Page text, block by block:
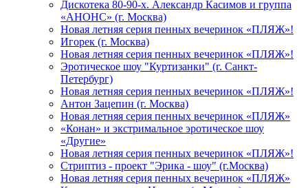
Дискотека 80-90-х. Александр Касимов и группа
«АНОНС» (г. Москва)
Новая летняя серия пенных вечеринок «ПЛЯЖ»!
Игорек (г. Москва)
Новая летняя серия пенных вечеринок «ПЛЯЖ»!
Эротическое шоу "Куртизанки" (г. Санкт-
Петербург)
Новая летняя серия пенных вечеринок «ПЛЯЖ»!
Антон Зацепин (г. Москва)
Новая летняя серия пенных вечеринок «ПЛЯЖ»
«Конан» и экстримальное эротическое шоу
«Другие»
Новая летняя серия пенных вечеринок «ПЛЯЖ»!
Стриптиз - проект "Эрика - шоу" (г.Москва)
Новая летняя серия пенных вечеринок «ПЛЯЖ»